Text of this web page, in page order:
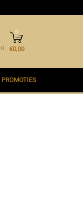
0
€0,00
PROMOTIES